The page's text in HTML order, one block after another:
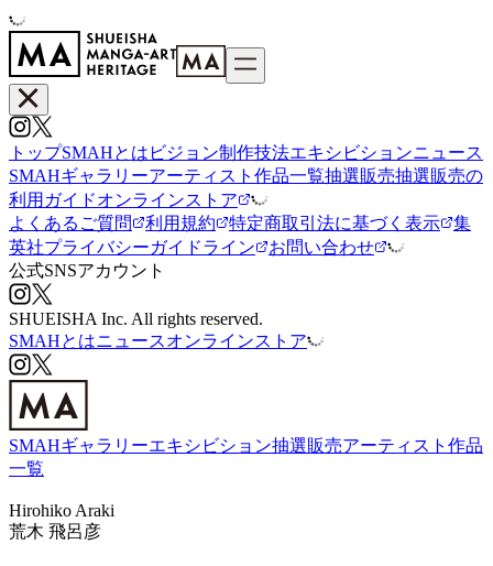
トップSMAHとは ビジョン制作技法エキシビションニュース
SMAHギャラリーアーティスト 作品一覧抽選販売抽選販売の
利用ガイドオンラインストア
よくあるご質問
利用規約 特定商取引法に基づく表示
集
英社プライバシーガイドライン
お問い合わせ
公式SNSアカウント
SHUEISHA Inc. All rights reserved.
SMAHとはニュースオンラインストア
SMAHギャラリーエキシビション抽選販売アーティスト 作品
一覧
Hirohiko Araki
荒木 飛呂彦